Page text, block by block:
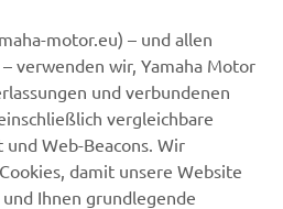
on these webpages may
or non-commercial
written consent of Yamaha
Motor Co., Ltd.
and obey all local road laws.
motor.eu) – und allen
verwenden wir, Yamaha Motor
und verbundenen
vergleichbare
Web-Beacons. Wir
damit unsere Website
Ihnen grundlegende